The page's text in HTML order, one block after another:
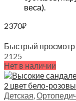
веса).
2370₽
Быстрый просмотр
2125
Нет в наличии
Детская,